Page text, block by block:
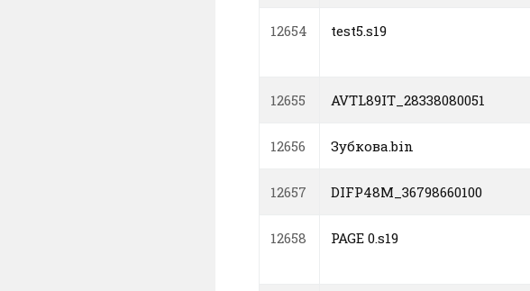
12654 test5.s19
12655 AVTL89IT_28338080051
12656 Зубкова.bin
12657 DIFP48M_36798660100
12658 PAGE 0.s19